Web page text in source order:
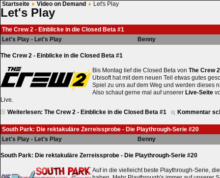
Startseite Video on Demand Let's Play
Let's Play
The Crew 2 - Einblicke in die Closed Beta #1
Let's Play - Let's Play
Benny
The Crew 2 - Einblicke in die Closed Beta #1
Bis Montag lief die Closed Beta von The Crew 2
Ubisoft hat mit dem neuen Teil etwas gutes
Spiel zu uns auf dem Weg und werden dieses
Also schaut gerne mal auf unserer Live-Seite
Live.
Weiterlesen: The Crew 2 - Einblicke in die Closed Beta #1
Kommentar
South Park: Die rektakuläre Zerreissprobe - Die Playthrough-Serie #20
Let's Play - Let's Play
Benny
South Park: Die rektakuläre Zerreissprobe - Die Playthrough-Serie #20
Auf in die vielleicht beste Playthrough-Serie,